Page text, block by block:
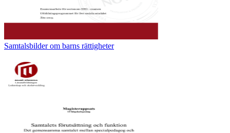
Samtalsbilder om barns rättigheter